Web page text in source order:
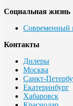
Социальная жизнь
Современный
Контакты
Дилеры
Москва
Санкт-
Екатеринбург
Хабаровск